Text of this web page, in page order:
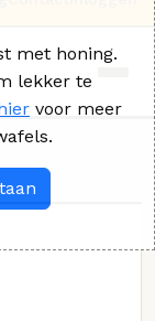
met honing.
lekker te
voor meer